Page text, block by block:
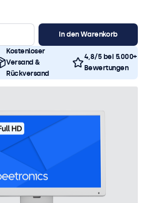
In den Warenkorb
Kostenloser
Versand &
Rückversand
4,8/5 bei 5.000+
Bewertungen